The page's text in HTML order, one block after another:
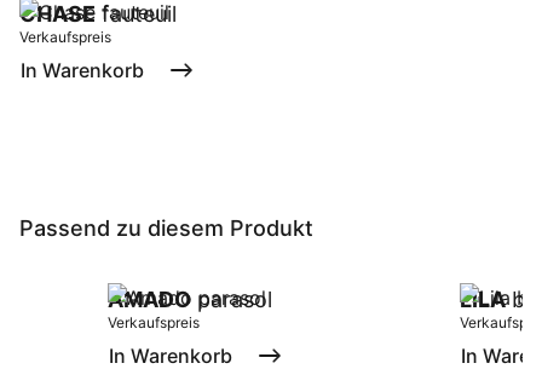
CHASE fauteuil
Verkaufspreis
In Warenkorb
Passend zu diesem Produkt
AMADOparasol
Verkaufspreis
In Warenkorb
LILA
In